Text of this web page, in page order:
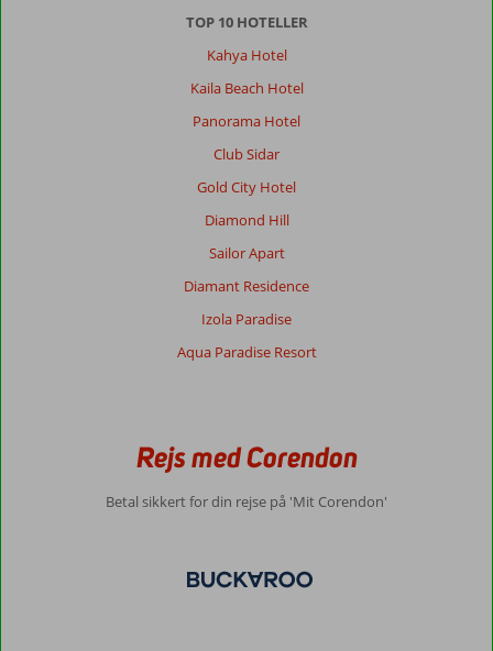
TOP 10 HOTELLER
Kahya Hotel
Kaila Beach Hotel
Panorama Hotel
Club Sidar
Gold City Hotel
Diamond Hill
Sailor Apart
Diamant Residence
Izola Paradise
Aqua Paradise Resort
Rejs med Corendon
Betal sikkert for din rejse på 'Mit Corendon'